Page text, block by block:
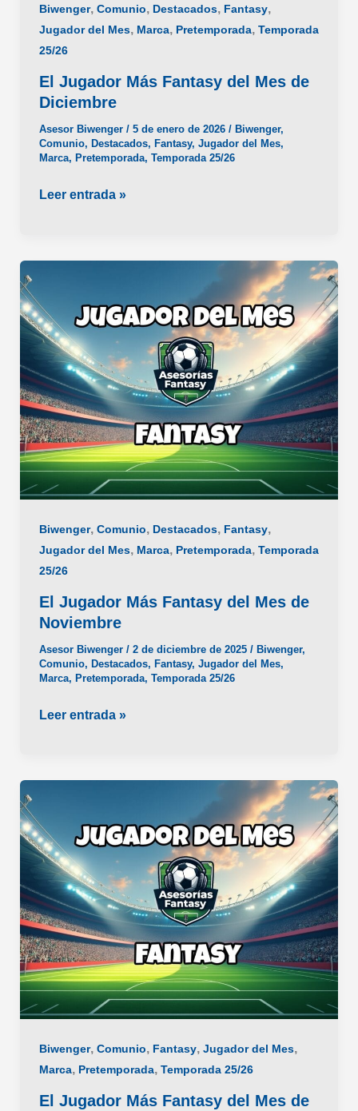
Biwenger, Comunio, Destacados, Fantasy,
Jugador del Mes, Marca, Pretemporada, Temporada
25/26
El Jugador Más Fantasy del Mes de
Diciembre
Asesor Biwenger / 5 de enero de 2026 / Biwenger,
Comunio, Destacados, Fantasy, Jugador del Mes,
Marca, Pretemporada, Temporada 25/26
El
de
Diciembre
Leer entrada »
Biwenger, Comunio, Destacados, Fantasy,
Jugador del Mes, Marca, Pretemporada, Temporada
25/26
El Jugador Más Fantasy del Mes de
Noviembre
Asesor Biwenger / 2 de diciembre de 2025 / Biwenger,
Comunio, Destacados, Fantasy, Jugador del Mes,
Marca, Pretemporada, Temporada 25/26
El
Mes
de
Noviembre
Leer entrada »
Biwenger, Comunio, Fantasy, Jugador del Mes,
Marca, Pretemporada, Temporada 25/26
El Jugador Más Fantasy del Mes de